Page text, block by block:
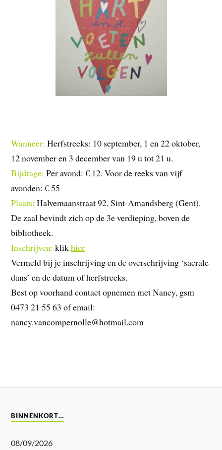
Wanneer: Herfstreeks: 10 september, 1 en 22 oktober,
12 november en 3 december van 19 u tot 21 u.
Bijdrage: Per avond: € 12. Voor de reeks van vijf
avonden: € 55
Plaats: Halvemaanstraat 92, Sint-Amandsberg (Gent).
De zaal bevindt zich op de 3e verdieping, boven de
bibliotheek.
Inschrijven: klikhier
Vermeld bij je inschrijving en de overschrijving ‘sacrale
dans’ en de datum of herfstreeks.
Best op voorhand contact opnemen met Nancy, gsm
0473 21 55 63 of email:
nancy.vancompernolle@hotmail.com
BINNENKORT…
08/09/2026